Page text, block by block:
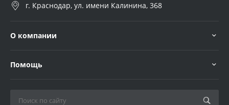
г. Краснодар, ул. имени Калинина, 368
О компании
Помощь